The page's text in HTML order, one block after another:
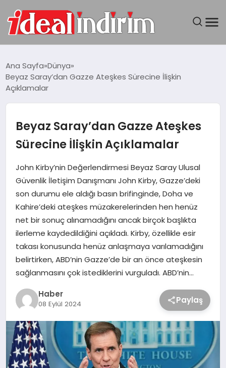
BILGISAYAR
SEYAHAT
TEKNOLOJI
YAŞAM
Ana Sayfa Dünya
Beyaz Saray’dan Gazze Ateşkes Sürecine İlişkin
Açıklamalar
Beyaz Saray’dan Gazze Ateşkes
Sürecine İlişkin Açıklamalar
John Kirby’nin Değerlendirmesi Beyaz Saray Ulusal
Güvenlik İletişim Danışmanı John Kirby, Gazze’deki
son durumu ele aldığı basın brifinginde, Doha ve
Kahire’deki ateşkes müzakerelerinden hen henüz
net bir sonuç alınamadığını ancak birçok başlıkta
ilerleme kaydedildiğini açıkladı. Kirby, özellikle esir
takası konusunda henüz anlaşmaya varılamadığını
belirtirken, ABD’nin Gazze’de bir an önce ateşkesin
sağlanmasını çok istediklerini vurguladı. ABD’nin…
Haber
08 Eylül 2024 Paylaş